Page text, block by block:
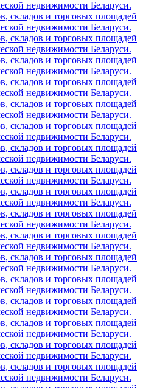
недвижимости Беларуси.
складов и торговых площадей
недвижимости Беларуси.
складов и торговых площадей
недвижимости Беларуси.
складов и торговых площадей
недвижимости Беларуси.
складов и торговых площадей
недвижимости Беларуси.
складов и торговых площадей
недвижимости Беларуси.
складов и торговых площадей
недвижимости Беларуси.
складов и торговых площадей
недвижимости Беларуси.
складов и торговых площадей
недвижимости Беларуси.
складов и торговых площадей
недвижимости Беларуси.
складов и торговых площадей
недвижимости Беларуси.
складов и торговых площадей
недвижимости Беларуси.
складов и торговых площадей
недвижимости Беларуси.
складов и торговых площадей
недвижимости Беларуси.
складов и торговых площадей
недвижимости Беларуси.
складов и торговых площадей
недвижимости Беларуси.
складов и торговых площадей
недвижимости Беларуси.
складов и торговых площадей
недвижимости Беларуси.